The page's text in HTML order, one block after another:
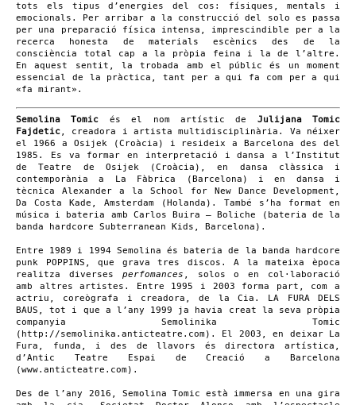
tots els tipus d’energies del cos: físiques, mentals i
emocionals. Per arribar a la construcció del solo es passa
per una preparació física intensa, imprescindible per a la
recerca honesta de materials escènics des de la
consciència total cap a la pròpia feina i la de l’altre.
En aquest sentit, la trobada amb el públic és un moment
essencial de la pràctica, tant per a qui fa com per a qui
«fa mirant».
Semolina Tomic és el nom artístic de Julijana Tomic
Fajdetic , creadora i artista multidisciplinària. Va néixer
el 1966 a Osijek (Croàcia) i resideix a Barcelona des del
1985. Es va formar en interpretació i dansa a l’Institut
de Teatre de Osijek (Croàcia), en dansa clàssica i
contemporània a La Fàbrica (Barcelona) i en dansa i
tècnica Alexander a la School for New Dance Development,
Da Costa Kade, Amsterdam (Holanda). També s’ha format en
música i bateria amb Carlos Buira – Boliche (bateria de la
banda hardcore Subterranean Kids, Barcelona).
Entre 1989 i 1994 Semolina és bateria de la banda hardcore
punk POPPINS, que grava tres discos. A la mateixa època
realitza diverses perfomances , solos o en col·laboració
amb altres artistes. Entre 1995 i 2003 forma part, com a
actriu, coreògrafa i creadora, de la Cia. LA FURA DELS
BAUS, tot i que a l’any 1999 ja havia creat la seva pròpia
companyia Semolinika Tomic
(http://semolinika.anticteatre.com). El 2003, en deixar La
Fura, funda, i des de llavors és directora artística,
d’Antic Teatre Espai de Creació a Barcelona
(www.anticteatre.com).
Des de l’any 2016, Semolina Tomic està immersa en una gira